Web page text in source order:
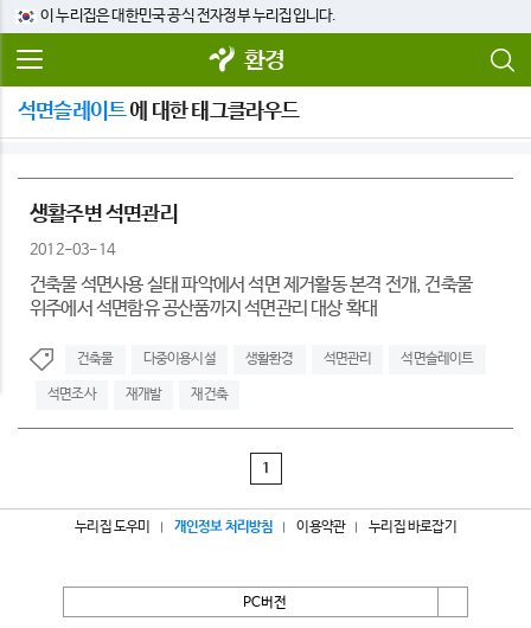
이 누리집은 대한민국 공식 전자정부 누리집입니다.
환경
석면슬레이트에 대한 태그클라우드
생활주변 석면관리
2012-03-14
건축물 석면사용 실태 파악에서 석면 제거활동 본격 전개, 건축물
위주에서 석면함유 공산품까지 석면관리 대상 확대
건축물 다중이용시설 생활환경 석면관리 석면슬레이트
석면조사 재개발 재건축
1
누리집 도우미 개인정보 처리방침 이용약관 누리집 바로잡기
PC버전